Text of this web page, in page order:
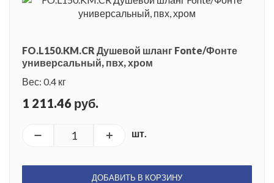
FO.L150.KM.CR Душевой шланг Fonte/Фонте
универсальный, пвх, хром
Вес: 0.4 кг
1 211.46 руб.
шт.
ДОБАВИТЬ В КОРЗИНУ